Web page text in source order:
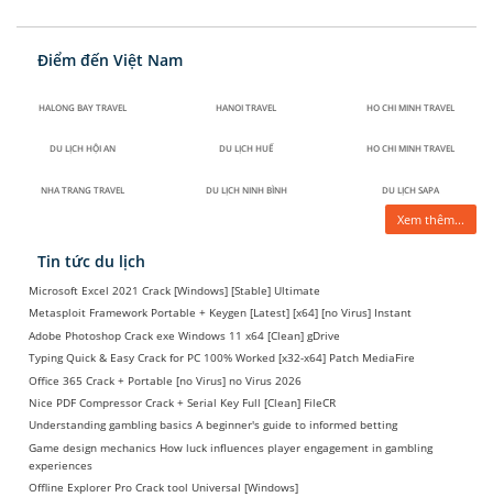
Điểm đến Việt Nam
HALONG BAY TRAVEL HANOI TRAVEL HO CHI MINH TRAVEL
DU LỊCH HỘI AN DU LỊCH HUẾ HO CHI MINH TRAVEL
NHA TRANG TRAVEL DU LỊCH NINH BÌNH DU LỊCH SAPA
Xem thêm...
Tin tức du lịch
Microsoft Excel 2021 Crack [Windows] [Stable] Ultimate
Metasploit Framework Portable + Keygen [Latest] [x64] [no Virus] Instant
Adobe Photoshop Crack exe Windows 11 x64 [Clean] gDrive
Typing Quick & Easy Crack for PC 100% Worked [x32-x64] Patch MediaFire
Office 365 Crack + Portable [no Virus] no Virus 2026
Nice PDF Compressor Crack + Serial Key Full [Clean] FileCR
Understanding gambling basics A beginner's guide to informed betting
Game design mechanics How luck influences player engagement in gambling
experiences
Offline Explorer Pro Crack tool Universal [Windows]